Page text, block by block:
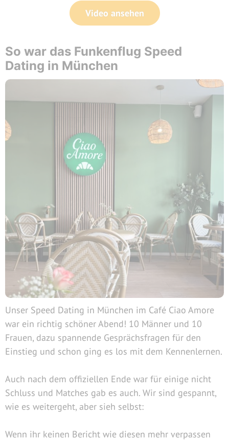
Video ansehen
So war das Funkenflug Speed
Dating in München
Unser Speed Dating in München im Café Ciao Amore
war ein richtig schöner Abend! 10 Männer und 10
Frauen, dazu spannende Gesprächsfragen für den
Einstieg und schon ging es los mit dem Kennenlernen.
Auch nach dem offiziellen Ende war für einige nicht
Schluss und Matches gab es auch. Wir sind gespannt,
wie es weitergeht, aber sieh selbst:
Wenn ihr keinen Bericht wie diesen mehr verpassen